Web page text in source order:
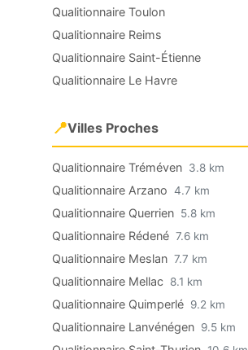
Qualitionnaire Toulon
Qualitionnaire Reims
Qualitionnaire Saint-Étienne
Qualitionnaire Le Havre
📍Villes Proches
Qualitionnaire Tréméven 3.8 km
Qualitionnaire Arzano 4.7 km
Qualitionnaire Querrien 5.8 km
Qualitionnaire Rédené 7.6 km
Qualitionnaire Meslan 7.7 km
Qualitionnaire Mellac 8.1 km
Qualitionnaire Quimperlé 9.2 km
Qualitionnaire Lanvénégen 9.5 km